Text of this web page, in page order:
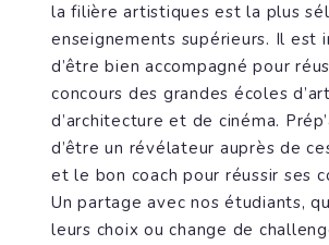
la filière artistiques est la plus
enseignements supérieurs. Il est
d’être bien accompagné pour
concours des grandes écoles
d’architecture et de cinéma.
d’être un révélateur auprès de
et le bon coach pour réussir ses
Un partage avec nos étudiants,
leurs choix ou change de